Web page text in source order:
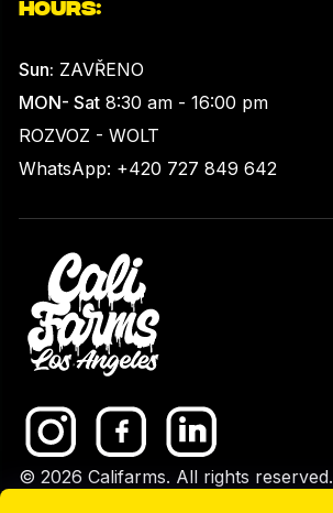
HOURS:
Sun: ZAVŘENO
MON- Sat 8:30 am - 16:00 pm
ROZVOZ - WOLT
WhatsApp: +420 727 849 642
© 2026 Califarms. All rights reserved.